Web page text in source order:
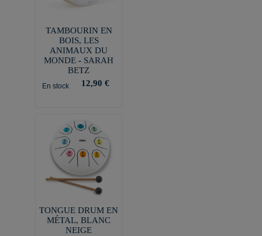
TAMBOURIN EN
BOIS, LES
ANIMAUX DU
MONDE - SARAH
BETZ
En stock 12,90 €
TONGUE DRUM EN
MÉTAL, BLANC
NEIGE